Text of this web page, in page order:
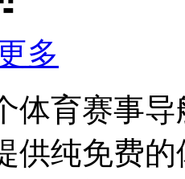
多
体育赛事
供纯免费